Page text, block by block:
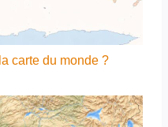
carte du monde ?